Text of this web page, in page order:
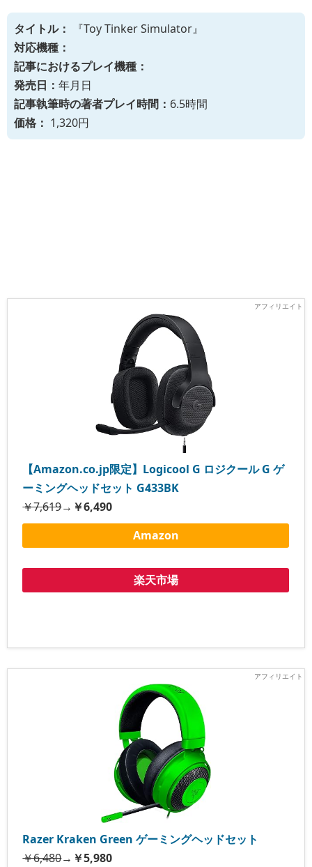
タイトル：
『Toy Tinker Simulator』
対応機種：
記事におけるプレイ機種：
発売日： 年月日
記事執筆時の著者プレイ時間： 6.5時間
価格： 1,320円
【Amazon.co.jp限定】Logicool G ロジクール G ゲ
ーミングヘッドセット G433BK
￥7,619→ ￥6,490
Amazon
楽天市場
Razer Kraken Green ゲーミングヘッドセット
￥6,480→ ￥5,980